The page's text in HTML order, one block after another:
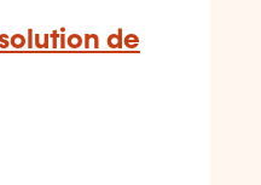
de